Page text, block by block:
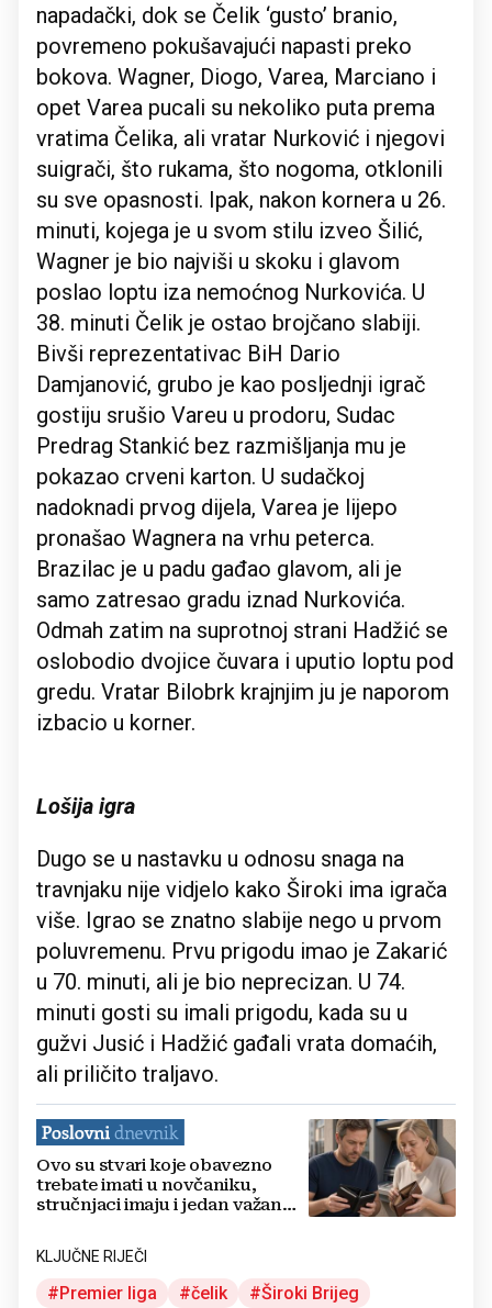
napadački, dok se Čelik ‘gusto’ branio,
povremeno pokušavajući napasti preko
bokova. Wagner, Diogo, Varea, Marciano i
opet Varea pucali su nekoliko puta prema
vratima Čelika, ali vratar Nurković i njegovi
suigrači, što rukama, što nogoma, otklonili
su sve opasnosti. Ipak, nakon kornera u 26.
minuti, kojega je u svom stilu izveo Šilić,
Wagner je bio najviši u skoku i glavom
poslao loptu iza nemoćnog Nurkovića. U
38. minuti Čelik je ostao brojčano slabiji.
Bivši reprezentativac BiH Dario
Damjanović, grubo je kao posljednji igrač
gostiju srušio Vareu u prodoru, Sudac
Predrag Stankić bez razmišljanja mu je
pokazao crveni karton. U sudačkoj
nadoknadi prvog dijela, Varea je lijepo
pronašao Wagnera na vrhu peterca.
Brazilac je u padu gađao glavom, ali je
samo zatresao gradu iznad Nurkovića.
Odmah zatim na suprotnoj strani Hadžić se
oslobodio dvojice čuvara i uputio loptu pod
gredu. Vratar Bilobrk krajnjim ju je naporom
izbacio u korner.
Lošija igra
Dugo se u nastavku u odnosu snaga na
travnjaku nije vidjelo kako Široki ima igrača
više. Igrao se znatno slabije nego u prvom
poluvremenu. Prvu prigodu imao je Zakarić
u 70. minuti, ali je bio neprecizan. U 74.
minuti gosti su imali prigodu, kada su u
gužvi Jusić i Hadžić gađali vrata domaćih,
ali priličito traljavo.
Ovo su stvari koje obavezno
trebate imati u novčaniku,
stručnjaci imaju i jedan važan
KLJUČNE RIJEČI
Premier liga čelik Široki Brijeg